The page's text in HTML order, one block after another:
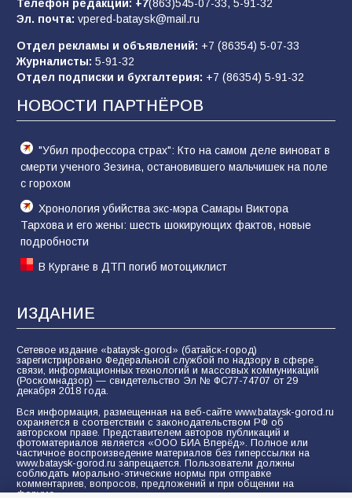
«Слухами Москву не возьмёшь»: почему
заявления Киева о мобилизации — это
отчаяние, а не разведка
79 02.08.2026
Телефон редакции: +7(863)545-07-33, 5-91-32
Эл. почта: vpered-bataysk@mail.ru
Отдел рекламы и объявлений: +7 (86354) 5-07-33
Журналисты: 5-91-32
Отдел подписки и бухгалтерия: +7 (86354) 5-91-32
НОВОСТИ ПАРТНЁРОВ
"Убил профессора страх": Кто на самом деле виноват в
смерти ученого Зезина, остановившего мальчишек на поле
с горохом
Хронология убийства экс-мэра Самары Виктора
Тархова и его жены: шесть шокирующих фактов, новые
подробности
В Кургане в ДТП погиб мотоциклист
ИЗДАНИЕ
Сетевое издание «bataysk-gorod» (батайск-город)
зарегистрировано Федеральной службой по надзору в сфере
связи, информационных технологий и массовых коммуникаций
(Роскомнадзор) — свидетельство Эл № ФС77-74707 от 29
декабря 2018 года.
Вся информация, размещенная на веб-сайте www.bataysk-gorod.ru
охраняется в соответствии с законодательством РФ об
авторском праве. Представителем авторов публикаций и
фотоматериалов является «ООО БИА Вперёд». Полное или
частичное воспроизведение материалов без гиперссылки на
www.bataysk-gorod.ru запрещается. Пользователи должны
соблюдать морально-этические нормы при отправке
комментариев, вопросов, предложений и при общении на
форуме.